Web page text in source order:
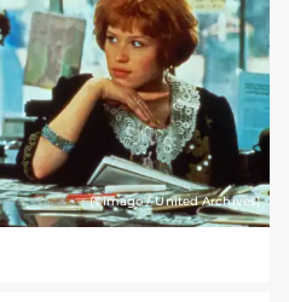
(©imago / United Archives)